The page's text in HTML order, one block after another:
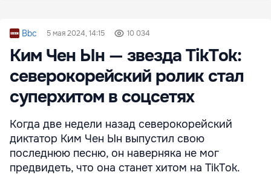
Bbc 5 мая 2024, 14:15 10 034
Ким Чен Ын — звезда TikTok:
северокорейский ролик стал
суперхитом в соцсетях
Когда две недели назад северокорейский
диктатор Ким Чен Ын выпустил свою
последнюю песню, он наверняка не мог
предвидеть, что она станет хитом на TikTok.